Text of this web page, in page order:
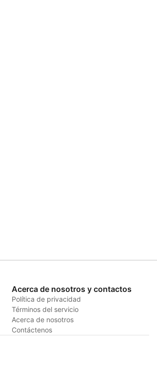
Acerca de nosotros y contactos
Política de privacidad
Términos del servicio
Acerca de nosotros
Contáctenos